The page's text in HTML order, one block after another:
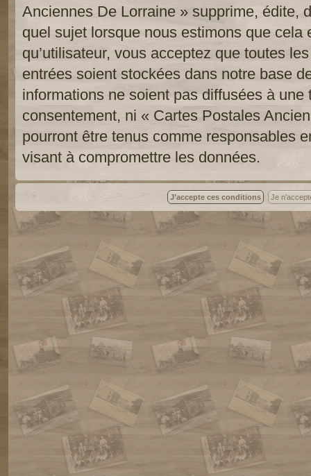
Anciennes De Lorraine » supprime, édite,
quel sujet lorsque nous estimons que cela
qu’utilisateur, vous acceptez que toutes
entrées soient stockées dans notre base
informations ne soient pas diffusées à une
consentement, ni « Cartes Postales
pourront être tenus comme responsables
visant à compromettre les données.